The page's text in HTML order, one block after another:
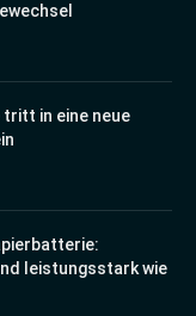
in eine neue
leistungsstark wie